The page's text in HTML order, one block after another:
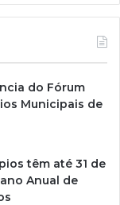
do Fórum
Municipais de
têm até 31 de
Anual de